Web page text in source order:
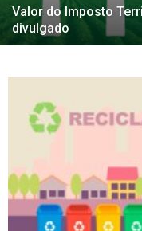
Valor do Imposto
divulgado